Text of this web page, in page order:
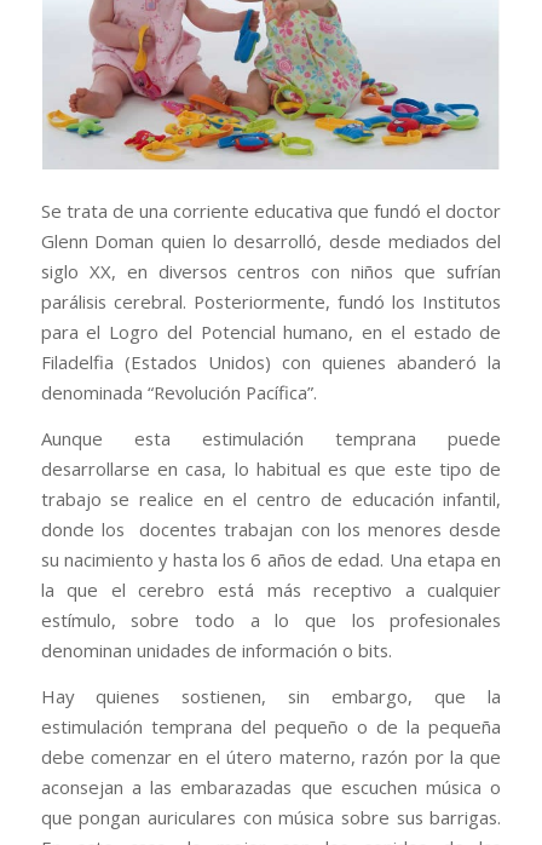
Se trata de una corriente educativa que fundó el doctor
Glenn Doman quien lo desarrolló, desde mediados del
siglo XX, en diversos centros con niños que sufrían
parálisis cerebral. Posteriormente, fundó los Institutos
para el Logro del Potencial humano, en el estado de
Filadelfia (Estados Unidos) con quienes abanderó la
denominada “Revolución Pacífica”.
Aunque esta estimulación temprana puede
desarrollarse en casa, lo habitual es que este tipo de
trabajo se realice en el centro de educación infantil,
donde los docentes trabajan con los menores desde
su nacimiento y hasta los 6 años de edad. Una etapa en
la que el cerebro está más receptivo a cualquier
estímulo, sobre todo a lo que los profesionales
denominan unidades de información o bits.
Hay quienes sostienen, sin embargo, que la
estimulación temprana del pequeño o de la pequeña
debe comenzar en el útero materno, razón por la que
aconsejan a las embarazadas que escuchen música o
que pongan auriculares con música sobre sus barrigas.